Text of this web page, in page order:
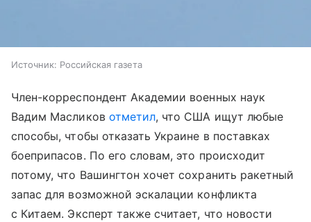
Источник: Российская газета
Член-корреспондент Академии военных наук
Вадим Масликов отметил, что США ищут любые
способы, чтобы отказать Украине в поставках
боеприпасов. По его словам, это происходит
потому, что Вашингтон хочет сохранить ракетный
запас для возможной эскалации конфликта
с Китаем. Эксперт также считает, что новости